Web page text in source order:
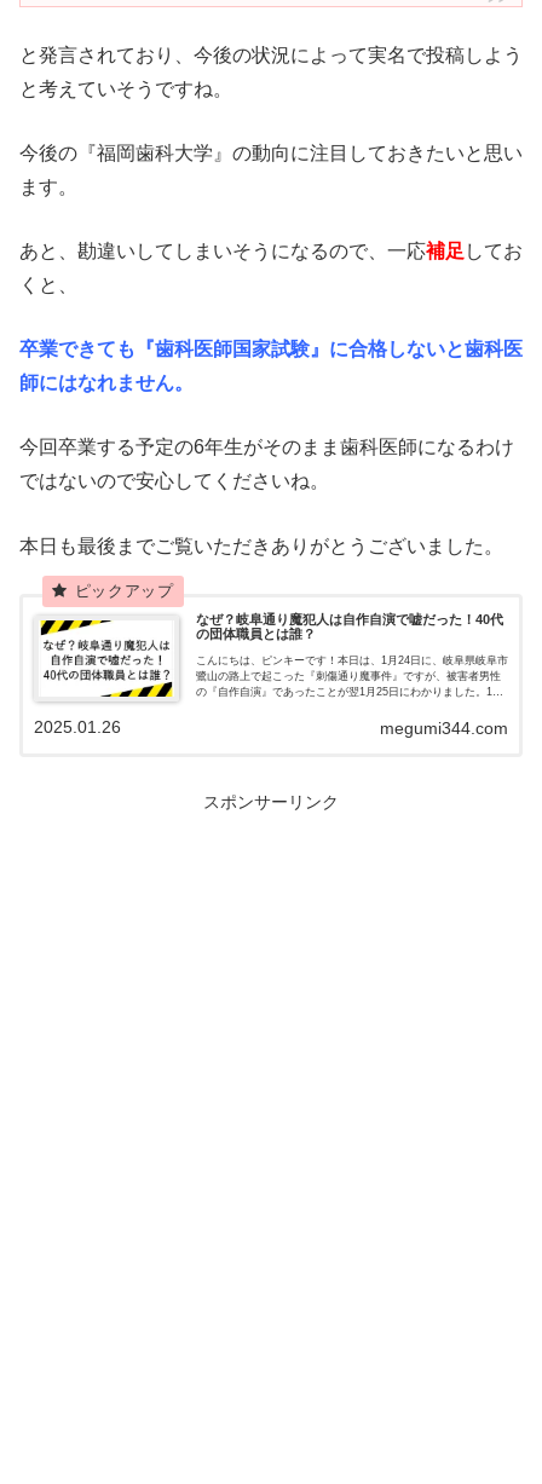
と発言されており、今後の状況によって実名で投稿しよう
と考えていそうですね。
今後の『福岡歯科大学』の動向に注目しておきたいと思い
ます。
あと、勘違いしてしまいそうになるので、一応補足 してお
くと、
卒業できても『歯科医師国家試験』に合格しないと歯科医
師にはなれません。
今回卒業する予定の6年生がそのまま歯科医師になるわけ
ではないので安心してくださいね。
本日も最後までご覧いただきありがとうございました。
なぜ？岐阜通り魔犯人は自作自演で嘘だった！40代
の団体職員とは誰？
こんにちは、ピンキーです！本日は、1月24日に、岐阜県岐阜市
鷺山の路上で起こった『刺傷通り魔事件』ですが、被害者男性
の『自作自演』であったことが翌1月25日にわかりました。1月
megumi344.com
2025.01.26
スポンサーリンク